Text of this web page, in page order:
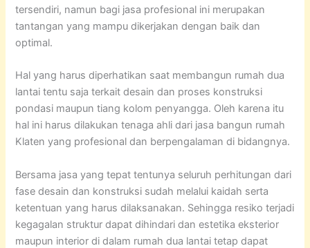
tersendiri, namun bagi jasa profesional ini merupakan
tantangan yang mampu dikerjakan dengan baik dan
optimal.
Hal yang harus diperhatikan saat membangun rumah dua
lantai tentu saja terkait desain dan proses konstruksi
pondasi maupun tiang kolom penyangga. Oleh karena itu
hal ini harus dilakukan tenaga ahli dari jasa bangun rumah
Klaten yang profesional dan berpengalaman di bidangnya.
Bersama jasa yang tepat tentunya seluruh perhitungan dari
fase desain dan konstruksi sudah melalui kaidah serta
ketentuan yang harus dilaksanakan. Sehingga resiko terjadi
kegagalan struktur dapat dihindari dan estetika eksterior
maupun interior di dalam rumah dua lantai tetap dapat